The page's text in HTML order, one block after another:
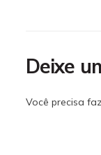
Deixe
Você precisa